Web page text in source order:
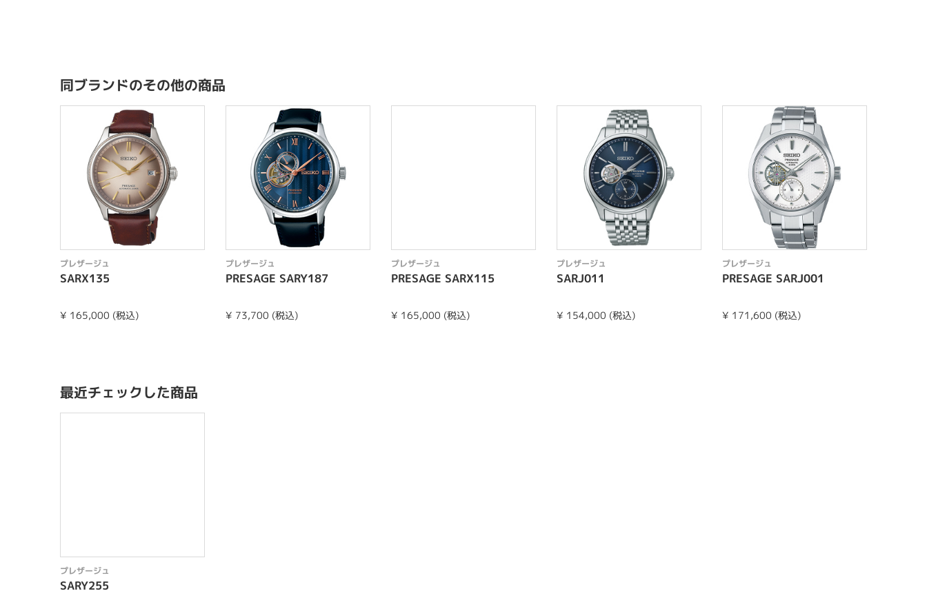
同ブランドのその他の商品
プレザージュ
SARX135
¥ 165,000 (税込)
プレザージュ
PRESAGE SARY187
¥ 73,700 (税込)
プレザージュ
PRESAGE SARX115
¥ 165,000 (税込)
プレザージュ
SARJ011
¥ 154,000 (税込)
プレザージュ
PRESAGE SARJ001
¥ 171,600 (税込)
最近チェックした商品
プレザージュ
SARY255